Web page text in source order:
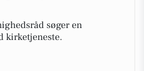
søger en
kirketjeneste.